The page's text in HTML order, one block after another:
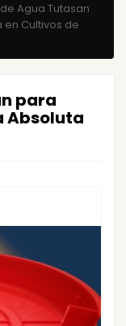
Agua Tutasan
Cultivos de
para
Absoluta